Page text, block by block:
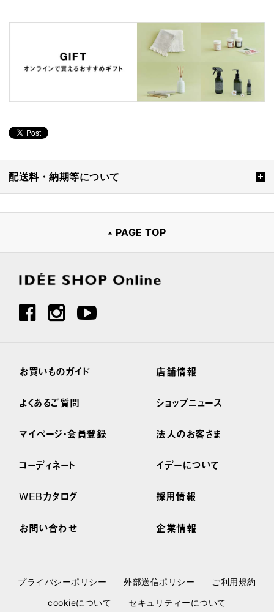
配送料・納期等について
PAGE TOP
お買いものガイド
よくあるご質問
マイページ・会員登録
コーディネート
WEBカタログ
お問い合わせ
店舗情報
ショップニュース
法人のお客さま
イデーについて
採用情報
企業情報
プライバシーポリシー 外部送信ポリシー
ご利用規約
cookieについて
セキュリティーについて